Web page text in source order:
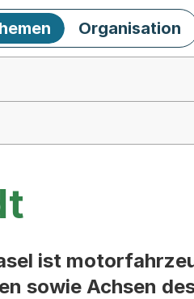
Organisation
ist
sowie Achsen